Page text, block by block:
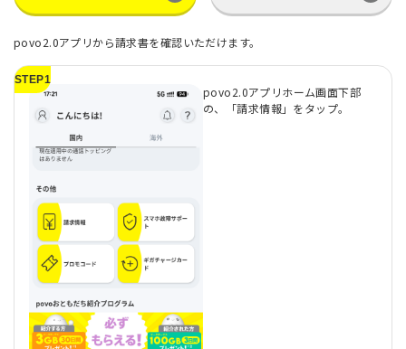
povo2.0アプリから請求書を確認いただけます。
STEP1
povo2.0アプリホーム画面下部
の、「請求情報」をタップ。